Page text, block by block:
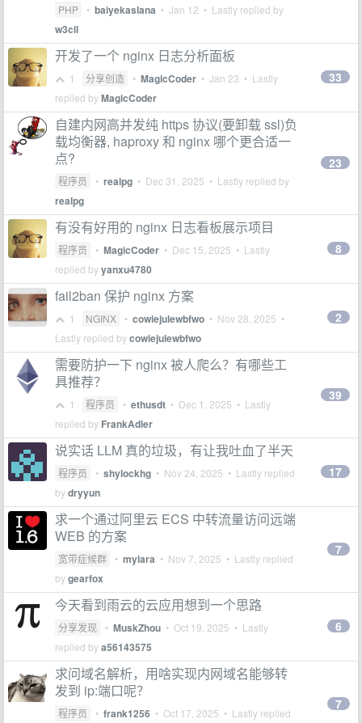
PHP • baiyekaslana • Jan 12 • Lastly replied by
w3cll
开发了一个 nginx 日志分析面板
1 分享创造 • MagicCoder • Jan 23 • Lastly
replied byMagicCoder
33
自建内网高并发纯 https 协议(要卸载 ssl)负
载均衡器, haproxy 和 nginx 哪个更合适一
点?
程序员 • realpg • Dec 31, 2025 • Lastly replied by
realpg
23
有没有好用的 nginx 日志看板展示项目
程序员 • MagicCoder • Dec 15, 2025 • Lastly
replied byyanxu4780
8
fail2ban 保护 nginx 方案
1 NGINX • cowiejulewbfwo • Nov 28, 2025 •
Lastly replied bycowiejulewbfwo
2
需要防护一下 nginx 被人爬么？有哪些工
具推荐？
1 程序员 • ethusdt • Dec 1, 2025 • Lastly
replied by FrankAdler
39
说实话 LLM 真的垃圾，有让我吐血了半天
程序员 • shylockhg • Nov 24, 2025 • Lastly replied
bydryyun
17
求一个通过阿里云 ECS 中转流量访问远端
WEB 的方案
宽带症候群 • mylara • Nov 7, 2025 • Lastly replied
bygearfox
7
今天看到雨云的云应用想到一个思路
分享发现 • MuskZhou • Oct 19, 2025 • Lastly
replied bya56143575
6
求问域名解析，用啥实现内网域名能够转
发到 ip:端口呢？
程序员 • frank1256 • Oct 17, 2025 • Lastly replied
7